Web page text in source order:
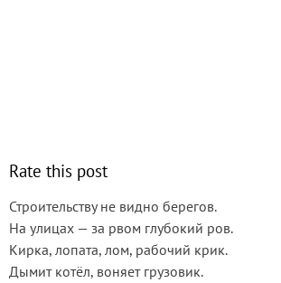
Rate this post
Строительству не видно берегов.
На улицах — за рвом глубокий ров.
Кирка, лопата, лом, рабочий крик.
Дымит котёл, воняет грузовик.